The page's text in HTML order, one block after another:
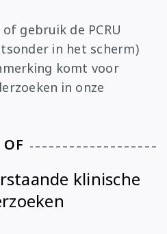
of gebruik de PCRU
in het scherm)
komt voor
in onze
OF
klinische